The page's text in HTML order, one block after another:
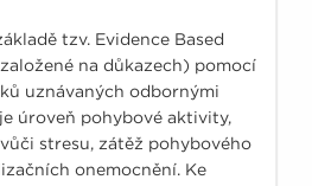
tzv. Evidence Based
na důkazech) pomocí
uznávaných odbornými
úroveň pohybové aktivity,
stresu, zátěž pohybového
onemocnění. Ke